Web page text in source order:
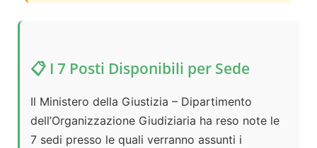
📋 I 7 Posti Disponibili per Sede
Il Ministero della Giustizia – Dipartimento
dell’Organizzazione Giudiziaria ha reso note le
7 sedi presso le quali verranno assunti i